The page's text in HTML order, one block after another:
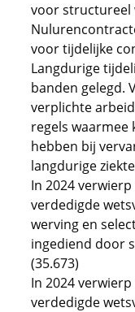
voor structureel
voor tijdelijke
Langdurige
banden gelegd.
verplichte
regels waarmee
hebben bij
langdurige
In 2024
verdedigde
werving en
ingediend door
(35.673)
In 2024
verdedigde